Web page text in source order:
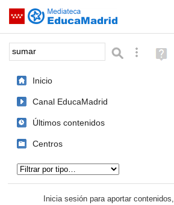
Saltar navegación
Palabra o frase: BúsquedaAyuda
(en
Inicio
Canal EducaMadrid
Últimos contenidos
Centros
Inicia sesión para aportar